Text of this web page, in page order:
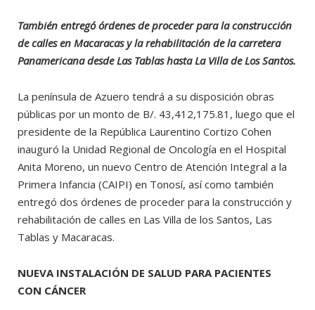
También entregó órdenes de proceder para la construcción
de calles en Macaracas y la rehabilitación de la carretera
Panamericana desde Las Tablas hasta La Villa de Los Santos.
La península de Azuero tendrá a su disposición obras
públicas por un monto de B/. 43,412,175.81, luego que el
presidente de la República Laurentino Cortizo Cohen
inauguró la Unidad Regional de Oncología en el Hospital
Anita Moreno, un nuevo Centro de Atención Integral a la
Primera Infancia (CAIPI) en Tonosí, así como también
entregó dos órdenes de proceder para la construcción y
rehabilitación de calles en Las Villa de los Santos, Las
Tablas y Macaracas.
NUEVA INSTALACIÓN DE SALUD PARA PACIENTES
CON CÁNCER